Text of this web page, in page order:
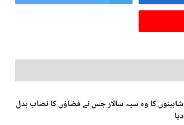
شاہینوں کا وہ سپہ سالار جس نے فضاؤں کا نصاب بدل
دیا